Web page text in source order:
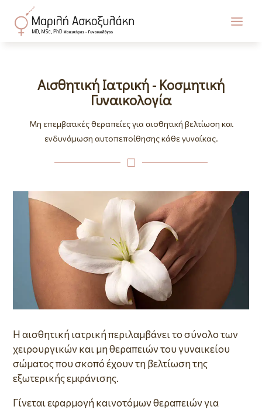
Αισθητική Ιατρική - Κοσμητική
Γυναικολογία
Μη επεμβατικές θεραπείες για αισθητική βελτίωση και
ενδυνάμωση αυτοπεποίθησης κάθε γυναίκας.
V
Η αισθητική ιατρική περιλαμβάνει το σύνολο των
χειρουργικών και μη θεραπειών του γυναικείου
σώματος που σκοπό έχουν τη βελτίωση της
εξωτερικής εμφάνισης.
Γίνεται εφαρμογή καινοτόμων θεραπειών για